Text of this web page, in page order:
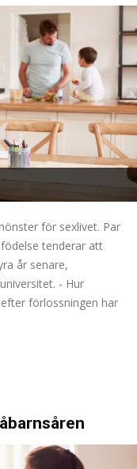
för sexlivet. Par
tenderar att
år senare,
- Hur
förlossningen har